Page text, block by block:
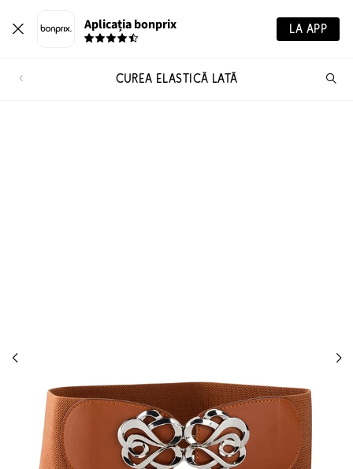
Aplicația bonprix LA APP
CUREA ELASTICĂ LATĂ